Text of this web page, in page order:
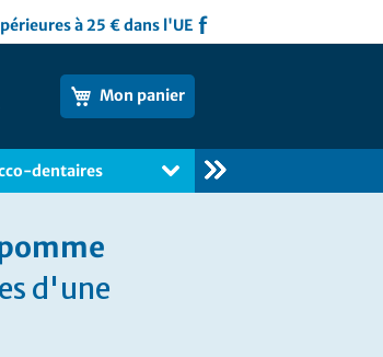
à 25 € dans l'UE f
Mon panier
dentaires Livres
d'une